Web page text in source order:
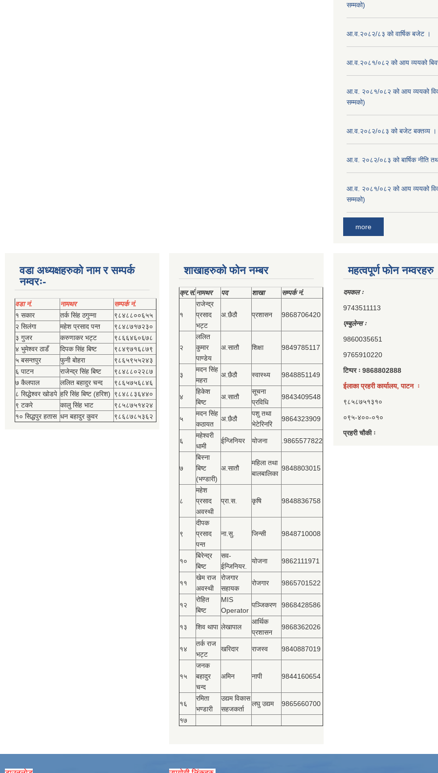
सम्मको)
आ.व.२०८२/८३ को वार्षिक बजेट ।
आ.व.२०८१/०८२ को आय व्ययको
आ.व. २०८१/०८२ को आय व्ययको
सम्मको)
आ.व.२०८२/०८३ को बजेट बक्तव्य ।
आ.व. २०८२/०८३ को बार्षिक नीति
आ.व. २०८१/०८२ को आय व्ययको
सम्मको)
more
वडा अध्यक्षहरुको नाम र सम्पर्क
नम्वरः-
वडा नं. नामथर
सम्पर्क नं.
१ सकार
तर्क सिंह ठगुन्‍ना
९८४८८००६५५
२ सिलंगा
महेश प्रसाद पन्त
९८४८७१७२३०
३ गुजर
करुणाकर भट्ट
९८६६४६०६७८
४ भुमेश्‍वर ठाडँ
दिपक सिंह बिष्‍ट
९८४९७१६८७९
५ बसन्तपुर
फुनी बोहरा
९८६५९५५२४३
६ पाटन
राजेन्द्र सिंह बिष्‍ट
९८४८८०२२८७
७ कैलपाल
ललित बहादुर चन्द
९८६५७५६८४६
८ सिद्धेश्‍वर खोडपे हरि सिंह बिष्‍ट (हरिश) ९८४८८३६४४०
९ टकरे
कालु सिंह भाट
९८५८७५१४२४
१० सिद्धपुर हतास धन बहादुर कुवर ९८६८७८५३६२
शाखाहरुको फोन नम्बर
क्र.सं.नामथर पद शाखा सम्‍पर्क नं.
१
राजेन्द्र
प्रसाद
भट्ट
अ.छैठौ प्रशासन 9868706420
२
ललित
कुमार
पाण्डेय
अ.सातौ शिक्षा 9849785117
३
मदन सिंह
महरा
अ.छैठौ स्वास्थ्य 9848851149
४
हिकेश
बिष्‍ट
अ.सातौ
सूचना
प्रविधि
9843409548
५
मदन सिंह
कठायत
अ.छैठौ
पशु तथा
भेटेरिनरि
9864323909
६
महेश्‍वरी
धामी
ईन्जिनियर योजना .9865577822
७
बिस्‍ना
बिष्‍ट
(भण्डारी)
अ.सातौ
महिला तथा
बालबालिका
9848803015
८
महेश
प्रसाद
अवस्थी
प्रा.स. कृषि 9848836758
९
दीपक
प्रसाद
पन्त
ना.सु. जिन्सी 9848710008
१०
बिरेन्द्र
बिष्‍ट
सव-
ईन्जिनियर.
योजना 9862111971
११
खेम राज
अवस्थी
रोजगार
सहायक
रोजगार 9865701522
१२
रोहित
बिष्‍ट
MIS
Operator
पञ्‍जिकरण 9868428586
१३ शिव थापा लेखापाल
आर्थिक
प्रशासन
9868362026
१४
तर्क राज
भट्ट
खरिदार राजस्‍व 9840887019
१५
जनक
बहादुर
चन्द
अमिन नापी 9844160654
१६
रमिता
भण्डारी
उद्यम विकास
सहजकर्ता
लघु उद्यम 9865660700
१७
महत्वपूर्ण फोन नम्वरहरु
दमकल ः
9743511113
एम्बुलेन्स ः
9860035651
9765910220
टिप्पर ः 9868802888
ईलाका प्रहरी कार्यालय, पाटन ः
९८५८७५१३१०
०९५-४००-०१०
प्रहरी चौकी ः